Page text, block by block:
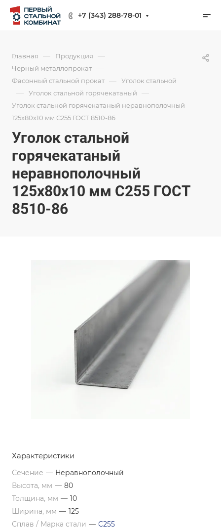
+7 (343) 288-78-01
Главная — Продукция —
Черный металлопрокат —
Фасонный стальной прокат — Уголок стальной
— Уголок стальной горячекатаный —
Уголок стальной горячекатаный неравнополочный
125х80х10 мм С255 ГОСТ 8510-86
Уголок стальной
горячекатаный
неравнополочный
125х80х10 мм С255 ГОСТ
8510-86
Характеристики
Сечение — Неравнополочный
Высота, мм — 80
Толщина, мм — 10
Ширина, мм — 125
Сплав / Марка стали — С255